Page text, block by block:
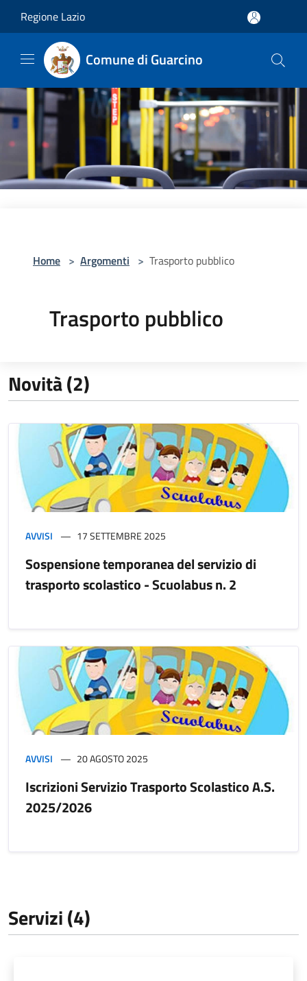
Regione Lazio
Comune di Guarcino
Home > Argomenti > Trasporto pubblico
Trasporto pubblico
Novità (2)
AVVISI 17 SETTEMBRE 2025
Sospensione temporanea del servizio di
trasporto scolastico - Scuolabus n. 2
AVVISI 20 AGOSTO 2025
Iscrizioni Servizio Trasporto Scolastico A.S.
2025/2026
Servizi (4)